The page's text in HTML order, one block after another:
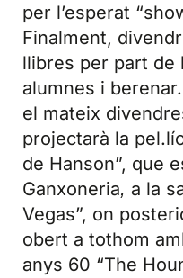
per l’esperat
Finalment,
llibres per part de
alumnes i
el mateix
projectarà la
de Hanson”, que
Ganxoneria, a la
Vegas”, on
obert a tothom
anys 60 “The